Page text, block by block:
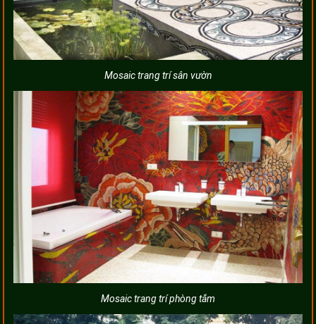
Mosaic trang trí sân vườn
Mosaic trang trí phòng tắm